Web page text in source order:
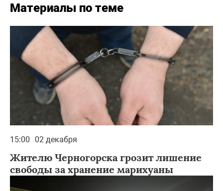
Материалы по теме
15:00 02 декабря
Жителю Черногорска грозит лишение
свободы за хранение марихуаны